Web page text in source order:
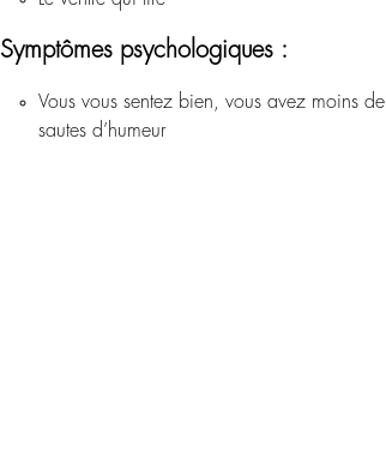
Symptômes psychologiques :
Vous vous sentez bien, vous avez moins de
sautes d’humeur